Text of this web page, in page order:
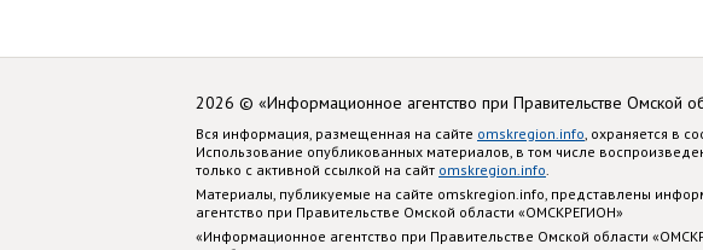
2026 © «Информационное агентство при Правительстве Омской
Вся информация, размещенная на сайте omskregion.info , охраняется в
Использование опубликованных материалов, в том числе
только с активной ссылкой на сайт omskregion.info
Материалы, публикуемые на сайте omskregion.info, представлены
агентство при Правительстве Омской области «ОМСКРЕГИОН»
«Информационное агентство при Правительстве Омской области